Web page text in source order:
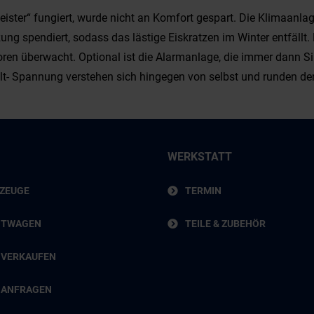
fungiert, wurde nicht an Komfort gespart. Die
spendiert, sodass das lästige Eiskratzen im Winter
überwacht. Optional ist die Alarmanlage, die immer dann
Spannung verstehen sich hingegen von selbst und runden
WERKSTATT
TERMIN
TEILE & ZUBEHÖR